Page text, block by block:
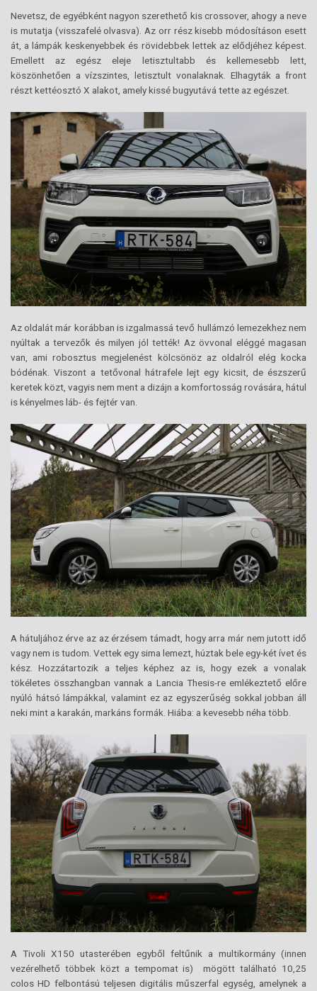
Nevetsz, de egyébként nagyon szerethető kis crossover, ahogy a neve
is mutatja (visszafelé olvasva). Az orr rész kisebb módosításon esett
át, a lámpák keskenyebbek és rövidebbek lettek az elődjéhez képest.
Emellett az egész eleje letisztultabb és kellemesebb lett,
köszönhetően a vízszintes, letisztult vonalaknak. Elhagyták a front
részt kettéosztó X alakot, amely kissé bugyutává tette az egészet.
Az oldalát már korábban is izgalmassá tevő hullámzó lemezekhez nem
nyúltak a tervezők és milyen jól tették! Az övvonal eléggé magasan
van, ami robosztus megjelenést kölcsönöz az oldalról elég kocka
bódénak. Viszont a tetővonal hátrafele lejt egy kicsit, de észszerű
keretek közt, vagyis nem ment a dizájn a komfortosság rovására, hátul
is kényelmes láb- és fejtér van.
A hátuljához érve az az érzésem támadt, hogy arra már nem jutott idő
vagy nem is tudom. Vettek egy sima lemezt, húztak bele egy-két ívet és
kész. Hozzátartozik a teljes képhez az is, hogy ezek a vonalak
tökéletes összhangban vannak a Lancia Thesis-re emlékeztető előre
nyúló hátsó lámpákkal, valamint ez az egyszerűség sokkal jobban áll
neki mint a karakán, markáns formák. Hiába: a kevesebb néha több.
A Tivoli X150 utasterében egyből feltűnik a multikormány (innen
vezérelhető többek közt a tempomat is) mögött található 10,25
colos HD felbontású teljesen digitális műszerfal egység, amelynek a